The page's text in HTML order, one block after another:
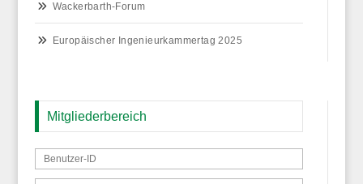
Wackerbarth-Forum
Europäischer Ingenieurkammertag 2025
Mitgliederbereich